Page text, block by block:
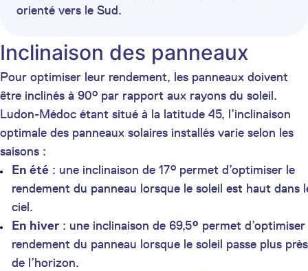
orienté vers le Sud.
Inclinaison des panneaux
Pour optimiser leur rendement, les panneaux doivent
être inclinés à 90° par rapport aux rayons du soleil.
Ludon-Médoc étant situé à la latitude 45, l’inclinaison
optimale des panneaux solaires installés varie selon les
saisons :
En été : une inclinaison de 17° permet d’optimiser le
rendement du panneau lorsque le soleil est haut dans
ciel.
En hiver : une inclinaison de 69,5° permet d’optimiser
rendement du panneau lorsque le soleil passe plus près
de l’horizon.